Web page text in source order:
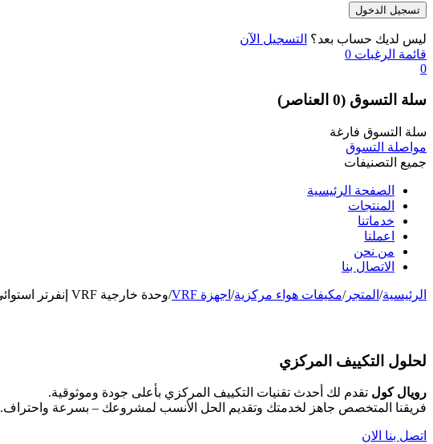
ليس لديك حساب بعد؟ التسجيل الآن
قائمة الرغبات 0
0
سلة التسوق (0 العناصر)
سلة التسوق فارغة
مواصلة التسوق
جميع التصنيفات
الصفحة الرئيسية
المنتجات
خدماتنا
اعملنا
من نحن
الاتصال بنا
الرئيسية/ المتجر/مكيفات هواء مركزية/ اجهزة VRF /وحدة خارجية VRF إنفرتر استوائي GCHV CHV-Pro سعة 24 حصان (67 كيلوواط) تابعة لشركة Carrier
لحلول التكييف المركزي
رويال كول تقدم لك أحدث تقنيات التكييف المركزي بأعلى جودة وموثوقية.
فريقنا المتخصص جاهز لخدمتك وتقديم الحل الأنسب لمشروعك – بسرعة واحتراف.
اتصل بنا الان